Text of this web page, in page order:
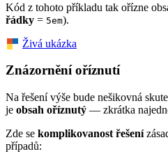
Kód z tohoto příkladu tak ořízne
řádky = 5em).
Živá ukázka
Znázornění oříznutí
Na řešení výše bude nešikovná
je obsah oříznutý — zkrátka
Zde se komplikovanost řešení
případů: